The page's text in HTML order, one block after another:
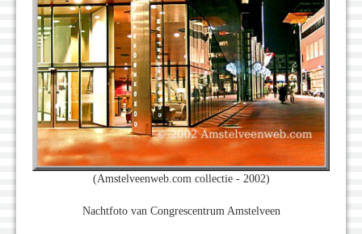
(Amstelveenweb.com collectie - 2002)
Nachtfoto van Congrescentrum Amstelveen